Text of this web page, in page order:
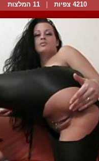
4210 צפיות 11 המלצות